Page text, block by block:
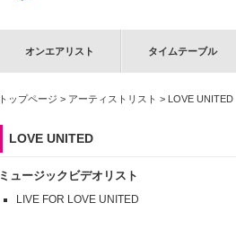
オンエアリスト タイムテーブル
トップページ > アーティストリスト > LOVE UNITED
LOVE UNITED
ミュージックビデオリスト
LIVE FOR LOVE UNITED